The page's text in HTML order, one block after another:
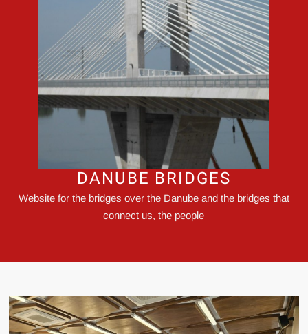
DANUBE BRIDGES
Website for the bridges over the Danube and the bridges that
connect us, the people